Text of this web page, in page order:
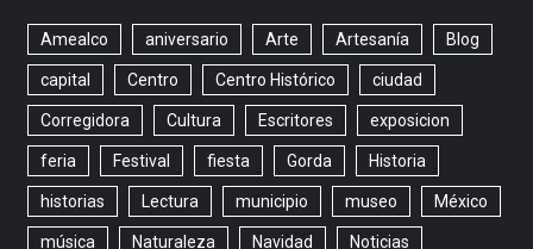
Amealco aniversario Arte Artesanía Blog
capital Centro Centro Histórico ciudad
Corregidora Cultura Escritores exposicion
feria Festival fiesta Gorda Historia
historias Lectura municipio museo México
música Naturaleza Navidad Noticias